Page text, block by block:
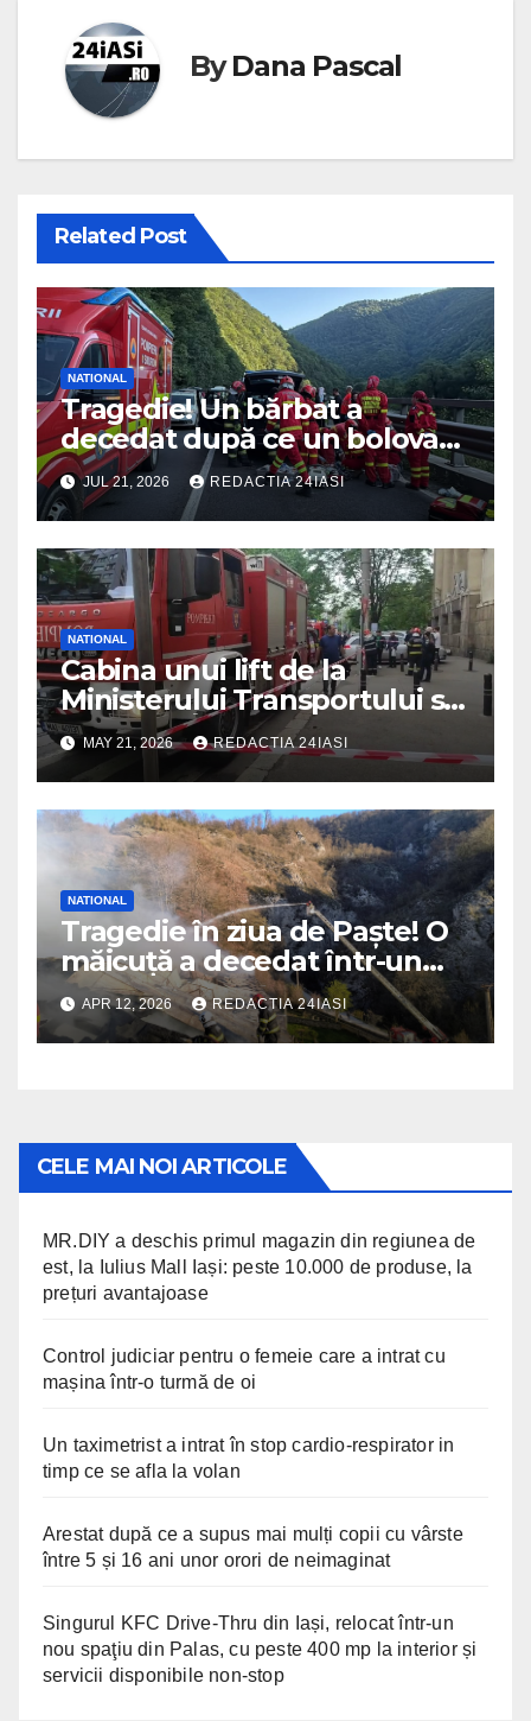
ByDana Pascal
Related Post
NATIONAL
Tragedie! Un bărbat a
decedat după ce un bolovan
a căzut peste mașina în care
se afla
JUL 21, 2026 REDACTIA 24IASI
NATIONAL
Cabina unui lift de la
Ministerului Transportului s-a
prăbușit! Înăuntru erau mai
multe persoane
MAY 21, 2026 REDACTIA 24IASI
NATIONAL
Tragedie în ziua de Paște! O
măicuță a decedat într-un
incendiu izbucnit la
mănăstire
APR 12, 2026 REDACTIA 24IASI
CELE MAI NOI ARTICOLE
MR.DIY a deschis primul magazin din regiunea de
est, la Iulius Mall Iași: peste 10.000 de produse, la
prețuri avantajoase
Control judiciar pentru o femeie care a intrat cu
mașina într-o turmă de oi
Un taximetrist a intrat în stop cardio-respirator in
timp ce se afla la volan
Arestat după ce a supus mai mulți copii cu vârste
între 5 și 16 ani unor orori de neimaginat
Singurul KFC Drive-Thru din Iași, relocat într-un
nou spaţiu din Palas, cu peste 400 mp la interior și
servicii disponibile non-stop